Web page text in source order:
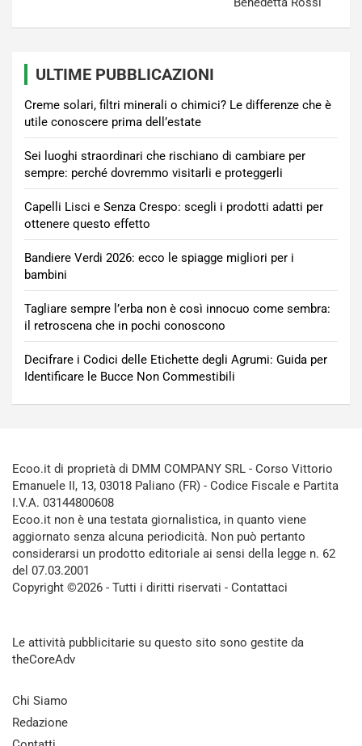
ULTIME PUBBLICAZIONI
Creme solari, filtri minerali o chimici? Le differenze che è
utile conoscere prima dell’estate
Sei luoghi straordinari che rischiano di cambiare per
sempre: perché dovremmo visitarli e proteggerli
Capelli Lisci e Senza Crespo: scegli i prodotti adatti per
ottenere questo effetto
Bandiere Verdi 2026: ecco le spiagge migliori per i
bambini
Tagliare sempre l’erba non è così innocuo come sembra:
il retroscena che in pochi conoscono
Decifrare i Codici delle Etichette degli Agrumi: Guida per
Identificare le Bucce Non Commestibili
Ecoo.it di proprietà di DMM COMPANY SRL - Corso Vittorio
Emanuele II, 13, 03018 Paliano (FR) - Codice Fiscale e Partita
I.V.A. 03144800608
Ecoo.it non è una testata giornalistica, in quanto viene
aggiornato senza alcuna periodicità. Non può pertanto
considerarsi un prodotto editoriale ai sensi della legge n. 62
del 07.03.2001
Copyright ©2026 - Tutti i diritti riservati - Contattaci
Le attività pubblicitarie su questo sito sono gestite da
theCoreAdv
Chi Siamo
Redazione